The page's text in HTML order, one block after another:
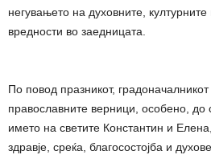
негувањето на духовните,
вредности во заедницата.
По повод празникот,
православните верници, особено, до
името на светите Константин и
здравје, среќа, благосостојба и